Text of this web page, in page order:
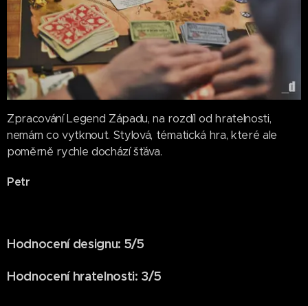
Zpracování Legend Západu, na rozdíl od hratelnosti,
nemám co vytknout. Stylová, tématická hra, které ale
poměrně rychle dochází šťáva.
Petr
Hodnocení designu: 5/5
Hodnocení hratelnosti: 3/5